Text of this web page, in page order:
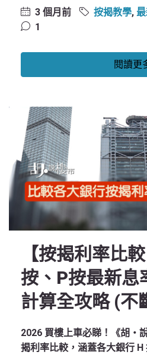
3 個月前 按揭教學,
1
閱讀更
【按揭利率比
按、P按最新息
計算全攻略 (不
2026 買樓上車必睇！《胡‧
揭利率比較，涵蓋各大銀行